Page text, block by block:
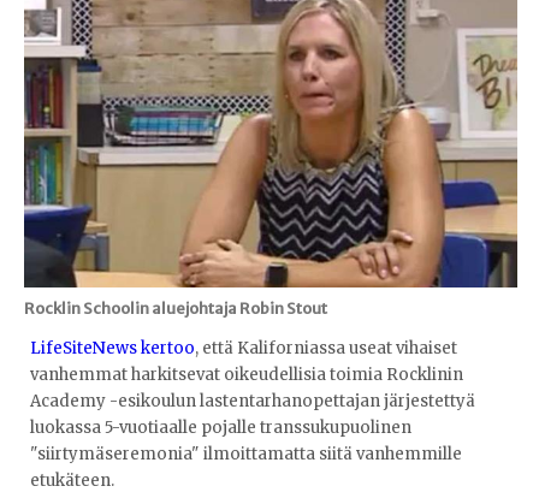
Rocklin Schoolin aluejohtaja Robin Stout
LifeSiteNews kertoo, että Kaliforniassa useat vihaiset
vanhemmat harkitsevat oikeudellisia toimia Rocklinin
Academy -esikoulun lastentarhanopettajan järjestettyä
luokassa 5-vuotiaalle pojalle transsukupuolinen
"siirtymäseremonia" ilmoittamatta siitä vanhemmille
etukäteen.